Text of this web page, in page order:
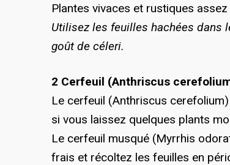
Plantes vivaces et rustiques
Utilisez les feuilles hachées dans
goût de céleri.
2 Cerfeuil (Anthriscus
Le cerfeuil (Anthriscus
si vous laissez quelques plants
Le cerfeuil musqué (Myrrhis
frais et récoltez les feuilles en